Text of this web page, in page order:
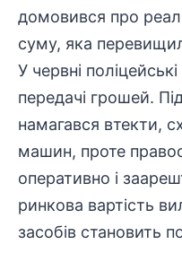
домовився про
суму, яка
У червні
передачі грошей.
намагався втекти,
машин, проте
оперативно і
ринкова вартість
засобів становить